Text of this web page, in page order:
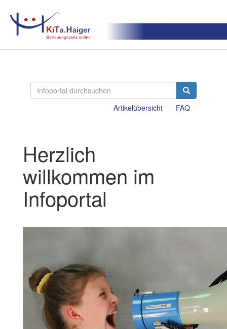
FAQ
Artikelübersicht
Herzlich
willkommen im
Infoportal